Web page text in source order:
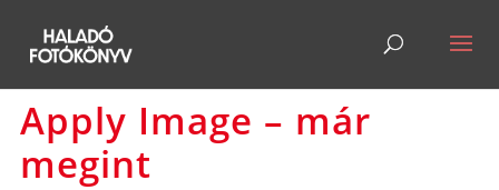
Apply Image – már
megint